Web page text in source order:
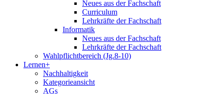
Neues aus der Fachschaft
Curriculum
Lehrkräfte der Fachschaft
Informatik
Neues aus der Fachschaft
Lehrkräfte der Fachschaft
Wahlpflichtbereich (Jg.8-10)
Lernen+
Nachhaltigkeit
Kategorieansicht
AGs